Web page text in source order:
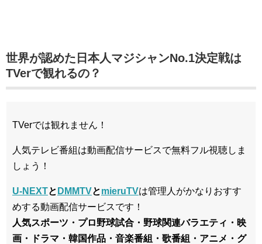
世界が認めた日本人マジシャンNo.1決定戦は
TVerで観れるの？
TVerでは観れません！
人気テレビ番組は動画配信サービスで無料フル視聴しま
しょう！
U-NEXTと DMMTVとmieruTVは管理人がかなりおすす
めする動画配信サービスです！
人気スポーツ・プロ野球試合・野球関連バラエティ・映
画・ドラマ・韓国作品・音楽番組・歌番組・アニメ・グ